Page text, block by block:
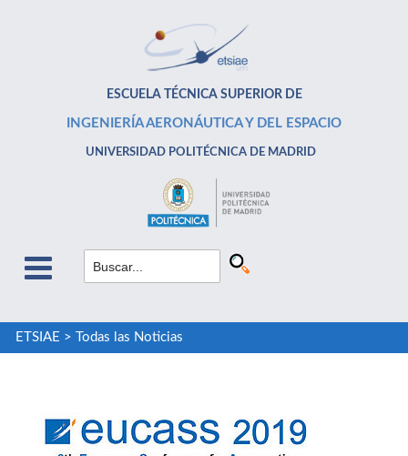
ESCUELA TÉCNICA SUPERIOR DE
INGENIERÍA AERONÁUTICA Y DEL ESPACIO
UNIVERSIDAD POLITÉCNICA DE MADRID
ETSIAE > Todas las Noticias